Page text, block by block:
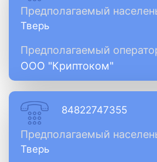
Предполагаемый
Тверь
Предполагаемый
ООО "Криптоком"
84822747355
Предполагаемый
Тверь